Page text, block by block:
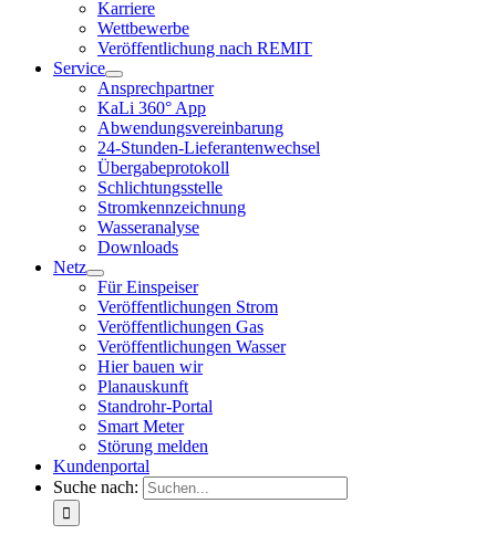
Karriere
Wettbewerbe
Veröffentlichung nach REMIT
Service
Ansprechpartner
KaLi 360° App
Abwendungsvereinbarung
24-Stunden-Lieferantenwechsel
Übergabeprotokoll
Schlichtungsstelle
Stromkennzeichnung
Wasseranalyse
Downloads
Netz
Für Einspeiser
Veröffentlichungen Strom
Veröffentlichungen Gas
Veröffentlichungen Wasser
Hier bauen wir
Planauskunft
Standrohr-Portal
Smart Meter
Störung melden
Kundenportal
Suche nach: